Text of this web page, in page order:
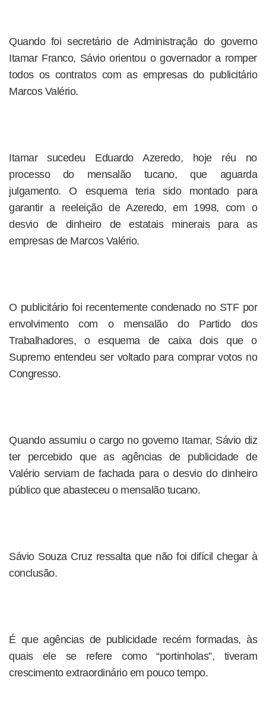
Quando foi secretário de Administração do governo
Itamar Franco, Sávio orientou o governador a romper
todos os contratos com as empresas do publicitário
Marcos Valério.
Itamar sucedeu Eduardo Azeredo, hoje réu no
processo do mensalão tucano, que aguarda
julgamento. O esquema teria sido montado para
garantir a reeleição de Azeredo, em 1998, com o
desvio de dinheiro de estatais minerais para as
empresas de Marcos Valério.
O publicitário foi recentemente condenado no STF por
envolvimento com o mensalão do Partido dos
Trabalhadores, o esquema de caixa dois que o
Supremo entendeu ser voltado para comprar votos no
Congresso.
Quando assumiu o cargo no governo Itamar, Sávio diz
ter percebido que as agências de publicidade de
Valério serviam de fachada para o desvio do dinheiro
público que abasteceu o mensalão tucano.
Sávio Souza Cruz ressalta que não foi difícil chegar à
conclusão.
É que agências de publicidade recém formadas, às
quais ele se refere como “portinholas”, tiveram
crescimento extraordinário em pouco tempo.